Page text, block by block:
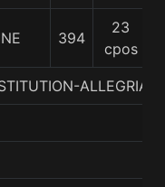
394
23
cpos
ALLEGRIA-